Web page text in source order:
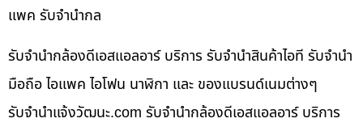
แพค รับจำนำกล
รับจำนำกล้องดีเอสแอลอาร์ บริการ รับจำนำสินค้าไอที รับจำนำ
มือถือ ไอแพค ไอโฟน นาฬิกา และ ของแบรนด์เนมต่างๆ
รับจํานําแจ้งวัฒนะ.com รับจำนำกล้องดีเอสแอลอาร์ บริการ